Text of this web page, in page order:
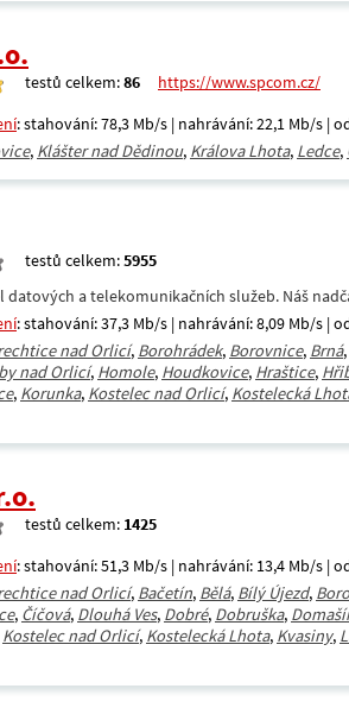
testů celkem:86
https://www.spcom.cz/
: stahování: 78,3 Mb/s | nahrávání: 22,1 Mb/s |
, Klášter nad Dědinou, Králova Lhota, Ledce,
testů celkem:5955
a telekomunikačních služeb. Náš
: stahování: 37,3 Mb/s | nahrávání: 8,09 Mb/s |
nad Orlicí, Borohrádek, Borovnice, Brná,
nad Orlicí, Homole, Houdkovice, Hraštice,
, Korunka, Kostelec nad Orlicí, Kostelecká
testů celkem: 1425
: stahování: 51,3 Mb/s | nahrávání: 13,4 Mb/s |
nad Orlicí, Bačetín, Bělá, Bílý Újezd,
, Číčová, Dlouhá Ves, Dobré, Dobruška,
Kostelec nad Orlicí, Kostelecká Lhota, Kvasiny,